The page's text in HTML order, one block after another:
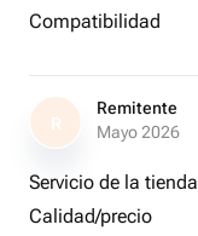
Compatibilidad
R
Remitente
Mayo 2026
Servicio de la tienda
Calidad/precio